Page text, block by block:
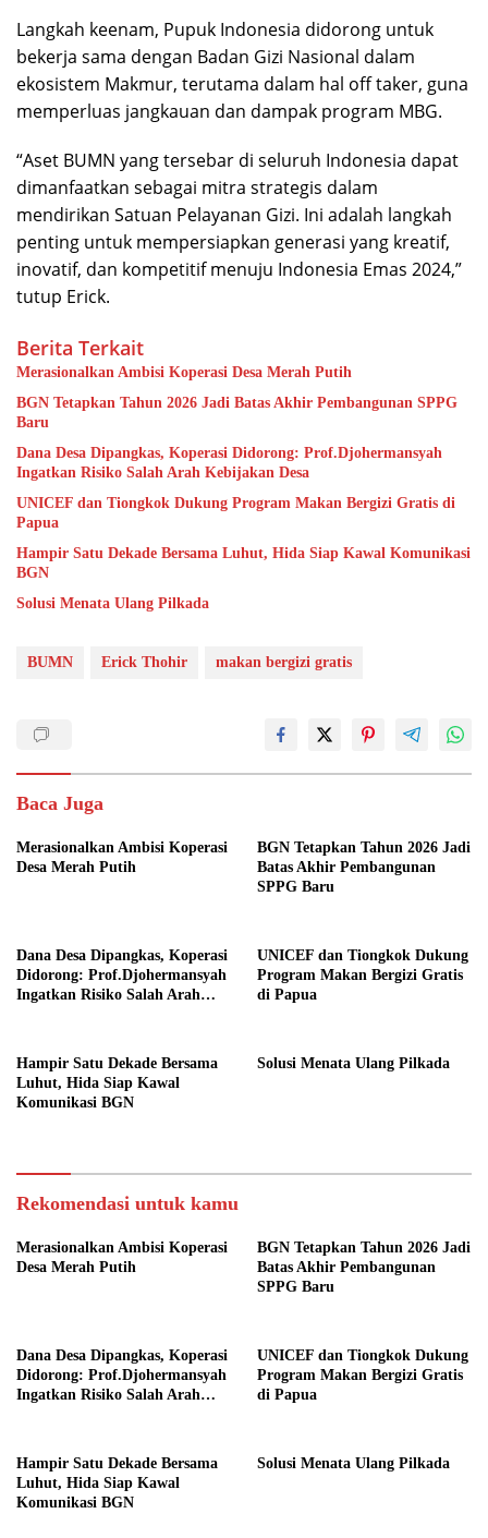
Langkah keenam, Pupuk Indonesia didorong untuk
bekerja sama dengan Badan Gizi Nasional dalam
ekosistem Makmur, terutama dalam hal off taker, guna
memperluas jangkauan dan dampak program MBG.
“Aset BUMN yang tersebar di seluruh Indonesia dapat
dimanfaatkan sebagai mitra strategis dalam
mendirikan Satuan Pelayanan Gizi. Ini adalah langkah
penting untuk mempersiapkan generasi yang kreatif,
inovatif, dan kompetitif menuju Indonesia Emas 2024,”
tutup Erick.
Berita Terkait
Merasionalkan Ambisi Koperasi Desa Merah Putih
BGN Tetapkan Tahun 2026 Jadi Batas Akhir Pembangunan SPPG
Baru
Dana Desa Dipangkas, Koperasi Didorong: Prof.Djohermansyah
Ingatkan Risiko Salah Arah Kebijakan Desa
UNICEF dan Tiongkok Dukung Program Makan Bergizi Gratis di
Papua
Hampir Satu Dekade Bersama Luhut, Hida Siap Kawal Komunikasi
BGN
Solusi Menata Ulang Pilkada
BUMN Erick Thohir makan bergizi gratis
Baca Juga
Merasionalkan Ambisi Koperasi
Desa Merah Putih
BGN Tetapkan Tahun 2026 Jadi
Batas Akhir Pembangunan
SPPG Baru
Dana Desa Dipangkas, Koperasi
Didorong: Prof.Djohermansyah
Ingatkan Risiko Salah Arah
UNICEF dan Tiongkok Dukung
Program Makan Bergizi Gratis
di Papua
Hampir Satu Dekade Bersama
Luhut, Hida Siap Kawal
Komunikasi BGN
Solusi Menata Ulang Pilkada
Rekomendasi untuk kamu
Merasionalkan Ambisi Koperasi
Desa Merah Putih
BGN Tetapkan Tahun 2026 Jadi
Batas Akhir Pembangunan
SPPG Baru
Dana Desa Dipangkas, Koperasi
Didorong: Prof.Djohermansyah
Ingatkan Risiko Salah Arah
UNICEF dan Tiongkok Dukung
Program Makan Bergizi Gratis
di Papua
Hampir Satu Dekade Bersama
Luhut, Hida Siap Kawal
Komunikasi BGN
Solusi Menata Ulang Pilkada